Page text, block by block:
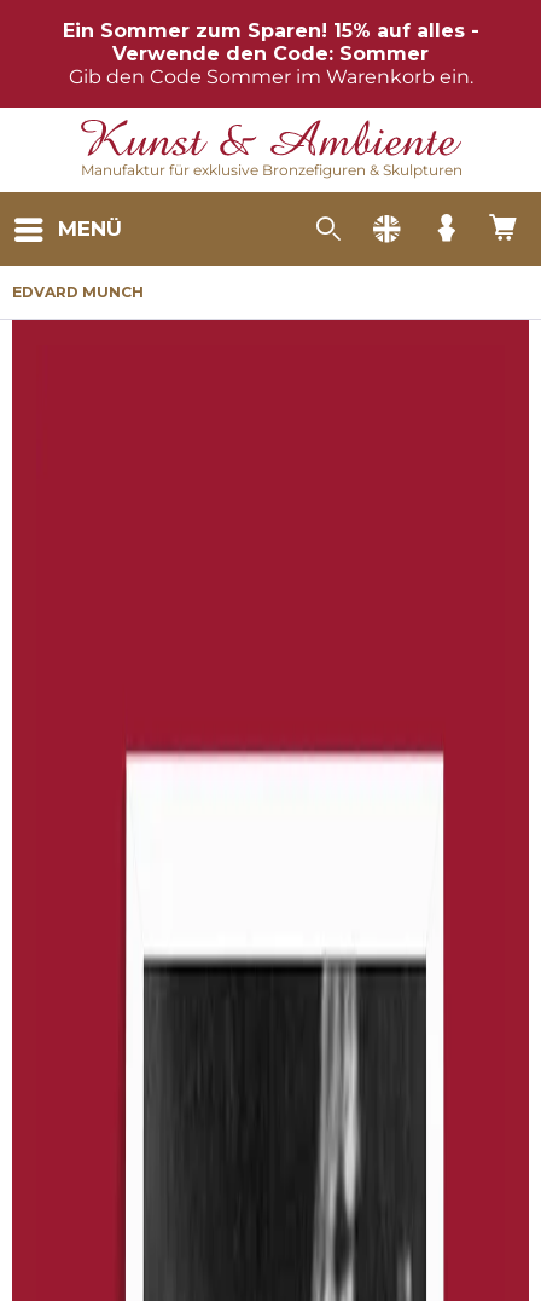
Ein Sommer zum Sparen! 15% auf alles -
Verwende den Code: Sommer
Gib den Code Sommer im Warenkorb ein.
Manufaktur für exklusive Bronzefiguren & Skulpturen
MENÜ
EDVARD MUNCH